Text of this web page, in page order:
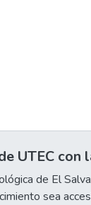
UTEC
de El
sea